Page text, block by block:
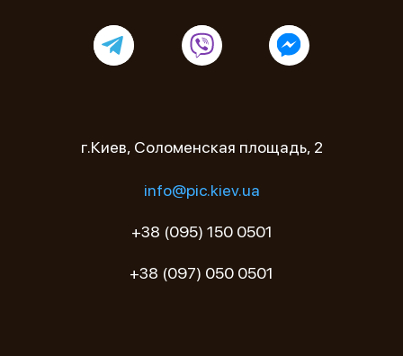
г.Киев, Соломенская площадь, 2
info@pic.kiev.ua
+38 (095) 150 0501
+38 (097) 050 0501